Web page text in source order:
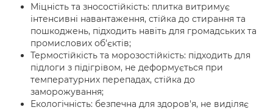
Міцність та зносостійкість: плитка витримує
інтенсивні навантаження, стійка до стирання та
пошкоджень, підходить навіть для громадських та
промислових об'єктів;
Термостійкість та морозостійкість: підходить для
підлоги з підігрівом, не деформується при
температурних перепадах, стійка до
заморожування;
Екологічність: безпечна для здоров'я, не виділяє